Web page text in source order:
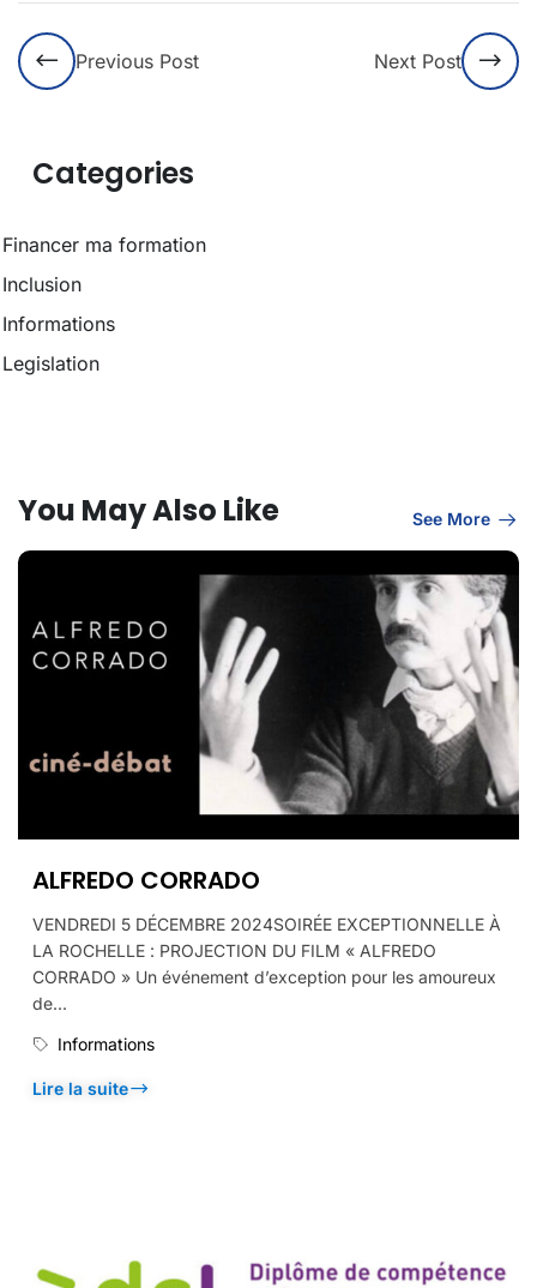
Previous Post Next Post
Categories
Financer ma formation
Inclusion
Informations
Legislation
You May Also Like See More
ALFREDO CORRADO
VENDREDI 5 DÉCEMBRE 2024SOIRÉE EXCEPTIONNELLE À
LA ROCHELLE : PROJECTION DU FILM « ALFREDO
CORRADO » Un événement d’exception pour les amoureux
de...
Informations
Lire la suite